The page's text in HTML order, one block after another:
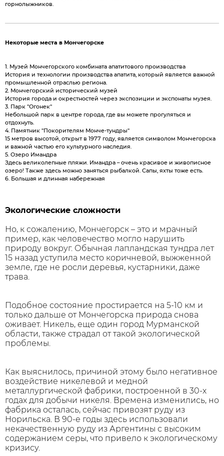
горнолыжников.
Некоторые места в Мончегорске
1. Музей Мончегорского комбината апатитового производства
История и технологии производства апатита, который является важной
промышленной отраслью региона.
2. Мончегорский исторический музей
История города и окрестностей через экспозиции и экспонаты музея.
3. Парк "Огонек"
Небольшой парк в центре города, где вы можете прогуляться и
отдохнуть.
4. Памятник "Покорителям Монче-тундры"
15 метров высотой, открыт в 1977 году, является символом Мончегорска
и важной частью его культурного наследия.
5. Озеро Имандра
Здесь великолепные пляжи. Имандра – очень красивое и живописное
озеро! Также здесь можно заняться рыбалкой. Сапы, яхты тоже есть.
6. Большая и длинная набережная
Экологические сложности
Но, к сожалению, Мончегорск – это и мрачный
пример, как человечество могло нарушить
природу вокруг. Обычная лапландская тундра лет
15 назад уступила место коричневой, выжженной
земле, где не росли деревья, кустарники, даже
трава.
Подобное состояние простирается на 5-10 км и
только дальше от Мончегорска природа снова
оживает. Никель, еще один город Мурманской
области, также страдал от такой экологической
проблемы.
Как выяснилось, причиной этому было негативное
воздействие никелевой и медной
металлургической фабрики, построенной в 30-х
годах для добычи никеля. Времена изменились, но
фабрика осталась, сейчас привозят руду из
Норильска. В 90-е годы здесь использовали
некачественную руду из Аргентины с высоким
содержанием серы, что привело к экологическому
кризису.